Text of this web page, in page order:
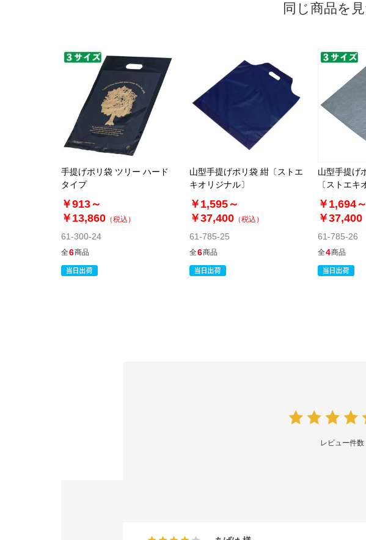
同じ商品を
手提げポリ袋 ツリー ハード
タイプ
￥913～
￥13,860 （税込）
61-300-24
全6商品
山型手提げポリ袋 紺〔ストエ
キオリジナル〕
￥1,595～
￥37,400 （税込）
61-785-25
全6商品
山型手提げ
〔ストエキ
￥1,694～
￥37,400
61-785-26
全4商品
レビュー件数